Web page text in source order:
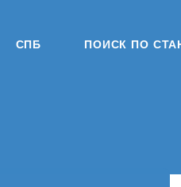
СПБ ПОИСК ПО